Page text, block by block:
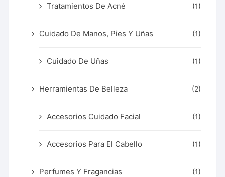
Tratamientos De Acné (1)
Cuidado De Manos, Pies Y Uñas (1)
Cuidado De Uñas (1)
Herramientas De Belleza (2)
Accesorios Cuidado Facial (1)
Accesorios Para El Cabello (1)
Perfumes Y Fragancias (1)